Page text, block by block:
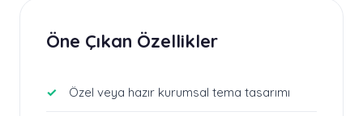
Öne Çıkan Özellikler
Özel veya hazır kurumsal tema tasarımı